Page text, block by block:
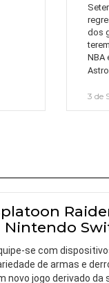
dos
NBA
3 de
Nintendo
se com
de armas e
novo jogo derivado da